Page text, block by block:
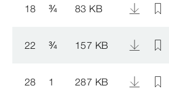
18 ¾ 83 KB
22 ¾ 157 KB
28 1 287 KB